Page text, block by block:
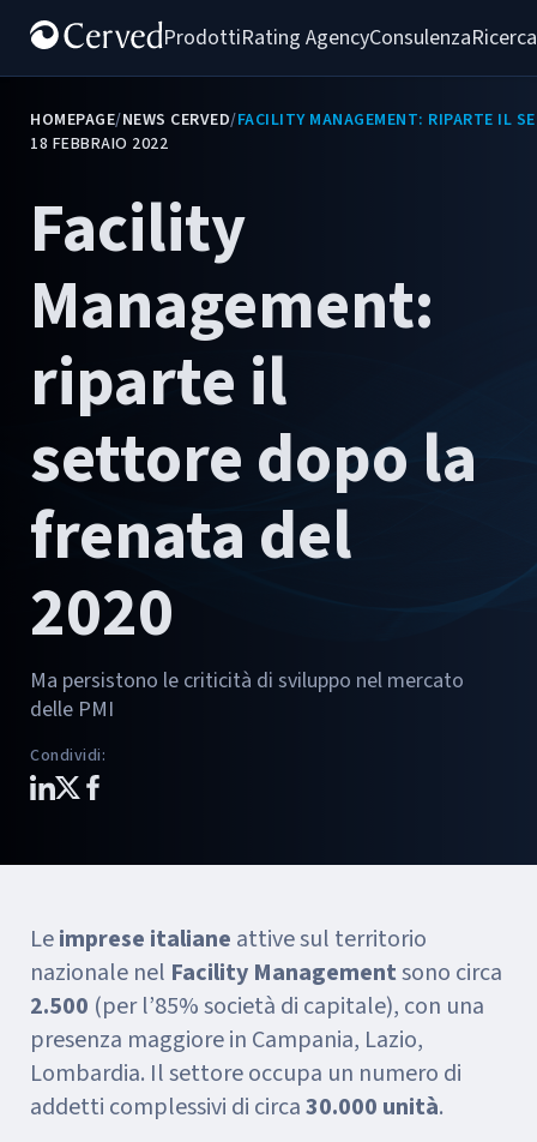
ProdottiRating AgencyConsulenza
HOMEPAGE/NEWS CERVED/FACILITY MANAGEMENT: RIPARTE IL
18 FEBBRAIO 2022
Facility
Management:
riparte il
settore dopo la
frenata del
2020
Ma persistono le criticità di sviluppo nel mercato
delle PMI
Condividi:
Leimprese italiane attive sul territorio
nazionale nel Facility Managementsono circa
2.500 (per l’85% società di capitale), con una
presenza maggiore in Campania, Lazio,
Lombardia. Il settore occupa un numero di
addetti complessivi di circa30.000 unità.